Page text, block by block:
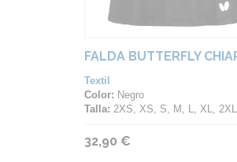
FALDA BUTTERFLY
Textil
Color: Negro
Talla: 2XS, XS, S, M, L, XL, 2XL
32,90 €